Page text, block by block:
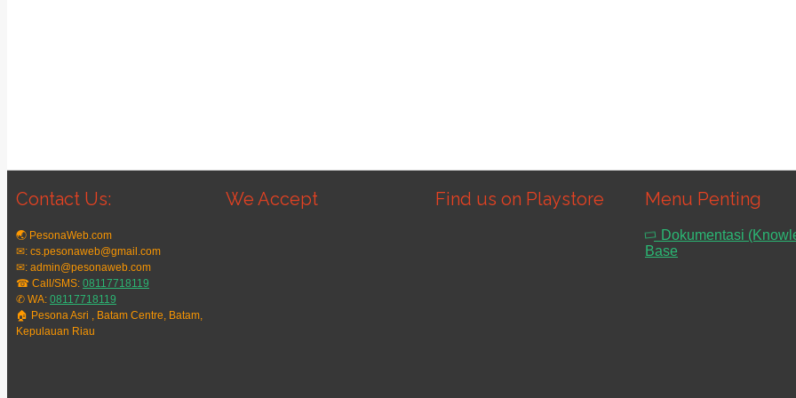
Contact Us:
🌏 PesonaWeb.com
✉: cs.pesonaweb@gmail.com
✉: admin@pesonaweb.com
☎ Call/SMS: 08117718119
✆ WA: 08117718119
🏠 Pesona Asri , Batam Centre, Batam,
Kepulauan Riau
We Accept Find us on Playstore Menu Penting
Dokumentasi
Base